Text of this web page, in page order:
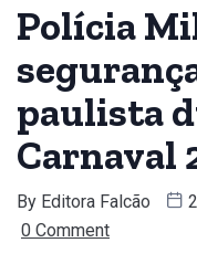
Polícia
paulista
Carnaval
By Editora Falcão
0 Comment